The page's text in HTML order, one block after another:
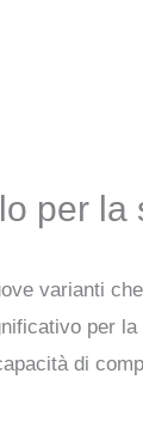
per
varianti
per
di